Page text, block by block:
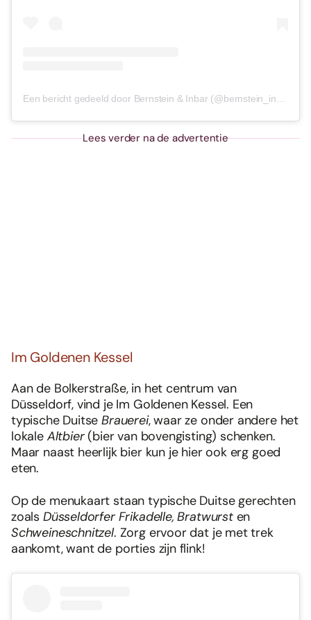
Een bericht gedeeld door Bernstein & Inbar (@bernstein_inbar)
Lees verder na de advertentie
Im Goldenen Kessel
Aan de Bolkerstraße, in het centrum van
Düsseldorf, vind je Im Goldenen Kessel. Een
typische DuitseBrauerei, waar ze onder andere het
lokale Altbier(bier van bovengisting) schenken.
Maar naast heerlijk bier kun je hier ook erg goed
eten.
Op de menukaart staan typische Duitse gerechten
zoals Düsseldorfer Frikadelle, Bratwurst en
Schweineschnitzel. Zorg ervoor dat je met trek
aankomt, want de porties zijn flink!